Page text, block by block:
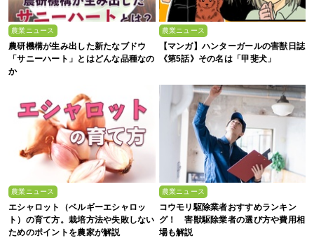
農業ニュース
農研機構が生み出した新たなブドウ
「サニーハート」とはどんな品種なの
か
農業ニュース
【マンガ】ハンターガールの害獣日誌
《第5話》その名は「甲斐犬」
農業ニュース
エシャロット（ベルギーエシャロッ
ト）の育て方。栽培方法や失敗しない
ためのポイントを農家が解説
農業ニュース
コウモリ駆除業者おすすめランキン
グ！ 害獣駆除業者の選び方や費用相
場も解説